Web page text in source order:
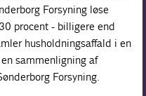
Forsyning løse
procent - billigere end
husholdningsaffald i en
sammenligning af
Forsyning.